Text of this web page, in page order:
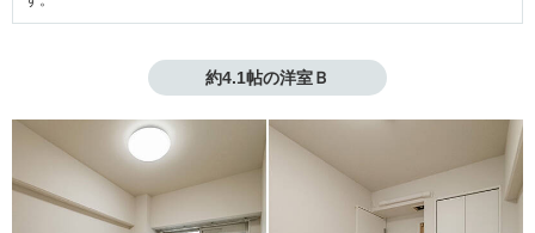
約4.1帖の洋室Ｂ